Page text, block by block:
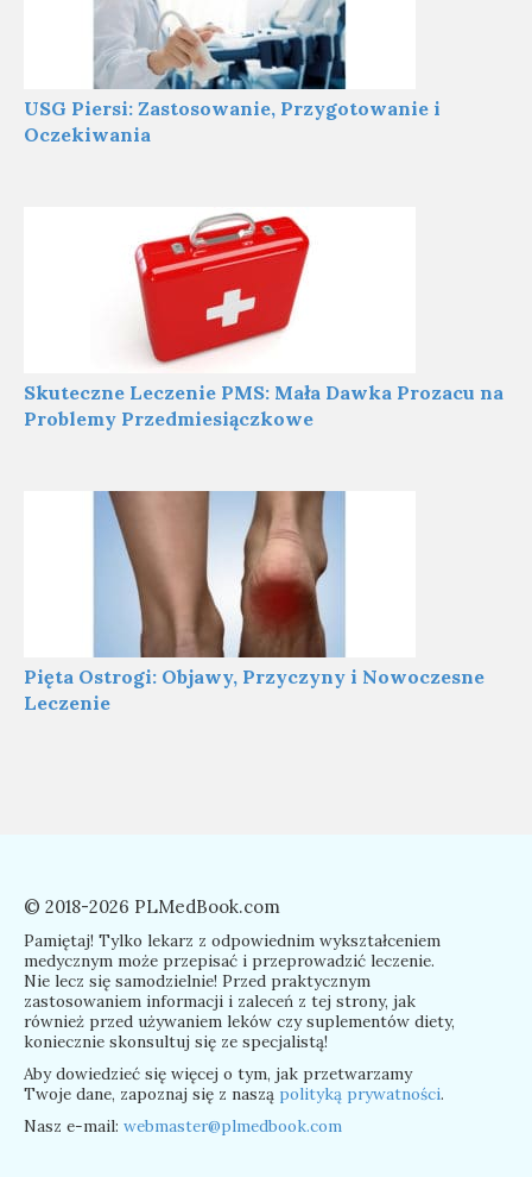
USG Piersi: Zastosowanie, Przygotowanie i
Oczekiwania
Skuteczne Leczenie PMS: Mała Dawka Prozacu na
Problemy Przedmiesiączkowe
Pięta Ostrogi: Objawy, Przyczyny i Nowoczesne
Leczenie
© 2018-2026 PLMedBook.com
Pamiętaj! Tylko lekarz z odpowiednim wykształceniem
medycznym może przepisać i przeprowadzić leczenie.
Nie lecz się samodzielnie! Przed praktycznym
zastosowaniem informacji i zaleceń z tej strony, jak
również przed używaniem leków czy suplementów diety,
koniecznie skonsultuj się ze specjalistą!
Aby dowiedzieć się więcej o tym, jak przetwarzamy
Twoje dane, zapoznaj się z naszą polityką prywatności.
Nasz e-mail: webmaster@plmedbook.com